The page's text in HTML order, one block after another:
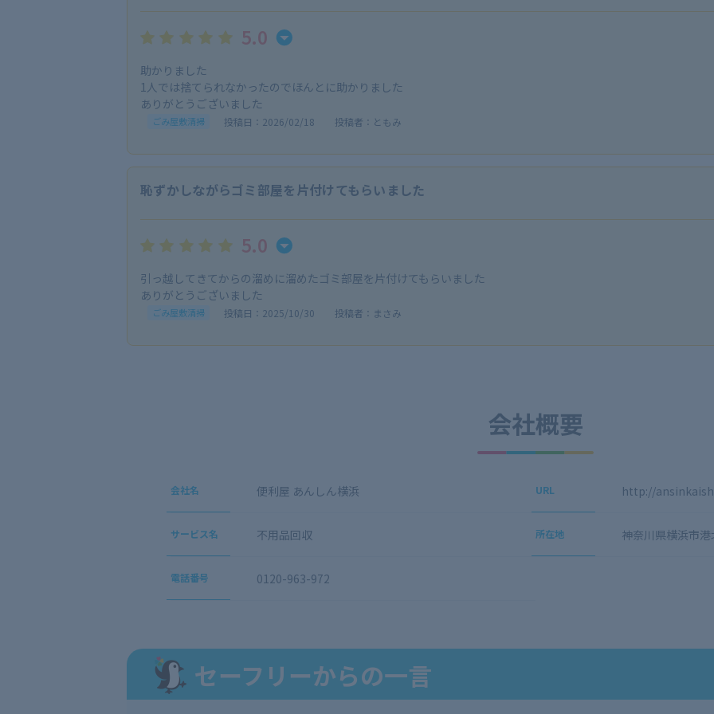
5.0
助かりました
1人では捨てられなかったのでほんとに助かりました
ありがとうございました
ごみ屋敷清掃 投稿日：2026/02/18 投稿者：ともみ
恥ずかしながらゴミ部屋を片付けてもらいました
5.0
引っ越してきてからの溜めに溜めたゴミ部屋を片付けてもらいました
ありがとうございました
ごみ屋敷清掃 投稿日：2025/10/30 投稿者：まさみ
会社概要
会社名 便利屋 あんしん横浜
サービス名 不用品回収
電話番号 0120-963-972
URL http://
所在地 神奈川県横浜市
セーフリーからの一言